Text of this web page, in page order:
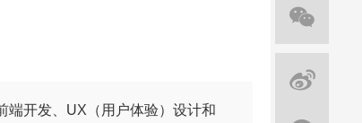
端开发、UX（用户体验）设计和